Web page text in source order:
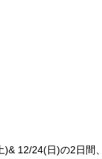
)& 12/24(日)の2日間